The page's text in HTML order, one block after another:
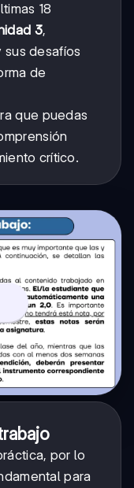
18
3,
desafíos
de
que puedas
crítico.
por lo
para